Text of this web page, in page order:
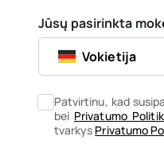
Jūsų pasirinkta
Vokietija
Patvirtinu, kad
bei Privatumo
tvarkys Privatumo